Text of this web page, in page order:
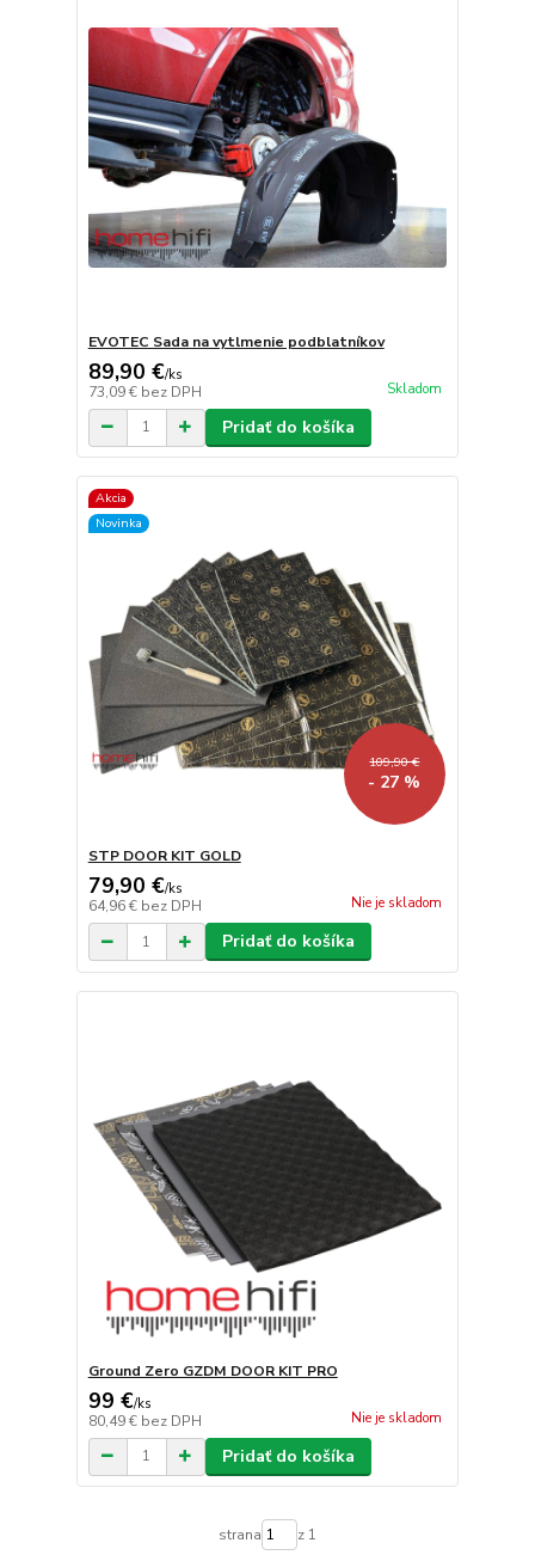
EVOTEC Sada na vytlmenie podblatníkov
89,90 €/ks
73,09 € bez DPH Skladom
Pridať do košíka
Akcia
Novinka
109,90 €
- 27 %
STP DOOR KIT GOLD
79,90 €/ks
64,96 € bez DPH Nie je skladom
Pridať do košíka
Ground Zero GZDM DOOR KIT PRO
99 €/ks
80,49 € bez DPH Nie je skladom
Pridať do košíka
strana z 1